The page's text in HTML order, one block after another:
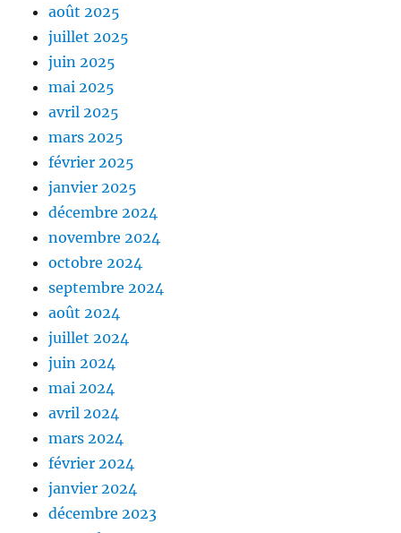
août 2025
juillet 2025
juin 2025
mai 2025
avril 2025
mars 2025
février 2025
janvier 2025
décembre 2024
novembre 2024
octobre 2024
septembre 2024
août 2024
juillet 2024
juin 2024
mai 2024
avril 2024
mars 2024
février 2024
janvier 2024
décembre 2023